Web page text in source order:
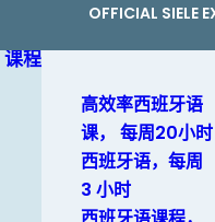
OFFICIAL SIELE
课程
高效率西班牙语
课， 每周20小时
西班牙语，每周
3 小时